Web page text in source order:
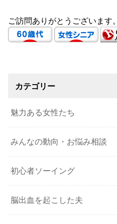
ご訪問ありがとうございます。
カテゴリー
魅力ある女性たち
みんなの動向・お悩み相談
初心者ソーイング
脳出血を起こした夫